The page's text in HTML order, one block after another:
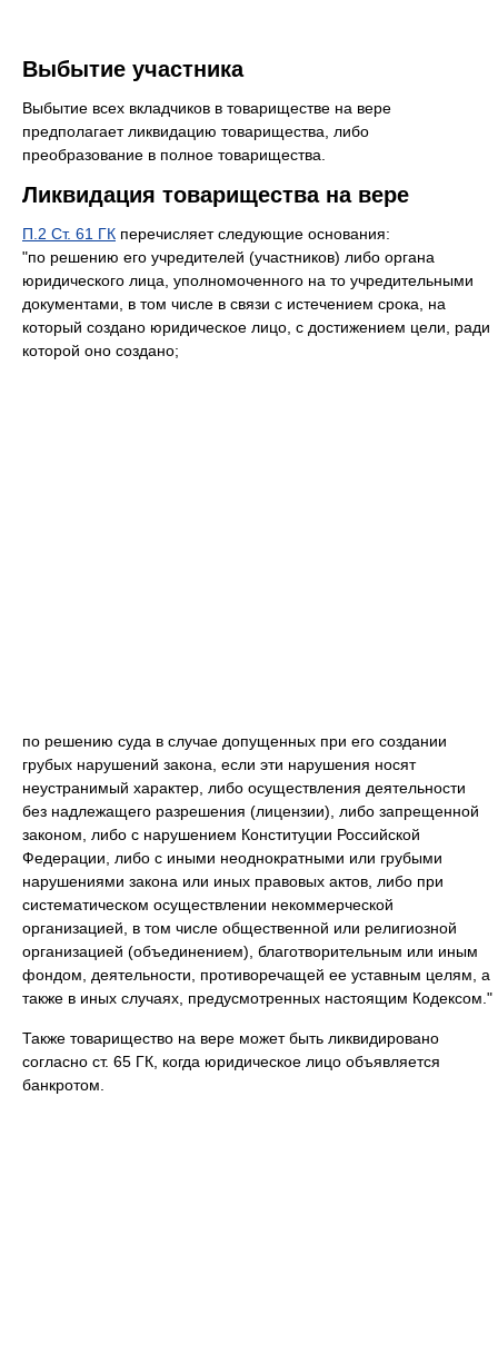
Выбытие участника
Выбытие всех вкладчиков в товариществе на вере
предполагает ликвидацию товарищества, либо
преобразование в полное товарищества.
Ликвидация товарищества на вере
П.2 Ст. 61 ГК перечисляет следующие основания:
"по решению его учредителей (участников) либо органа
юридического лица, уполномоченного на то учредительными
документами, в том числе в связи с истечением срока, на
который создано юридическое лицо, с достижением цели, ради
которой оно создано;
по решению суда в случае допущенных при его создании
грубых нарушений закона, если эти нарушения носят
неустранимый характер, либо осуществления деятельности
без надлежащего разрешения (лицензии), либо запрещенной
законом, либо с нарушением Конституции Российской
Федерации, либо с иными неоднократными или грубыми
нарушениями закона или иных правовых актов, либо при
систематическом осуществлении некоммерческой
организацией, в том числе общественной или религиозной
организацией (объединением), благотворительным или иным
фондом, деятельности, противоречащей ее уставным целям, а
также в иных случаях, предусмотренных настоящим Кодексом."
Также товарищество на вере может быть ликвидировано
согласно ст. 65 ГК, когда юридическое лицо объявляется
банкротом.